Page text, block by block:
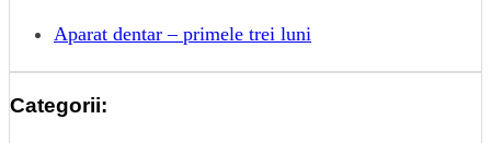
Aparat dentar – primele trei luni
Categorii: